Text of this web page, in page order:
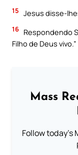
15 Jesus disse-
16 Respondendo
Filho de Deus vivo.”
Mass
Follow today's